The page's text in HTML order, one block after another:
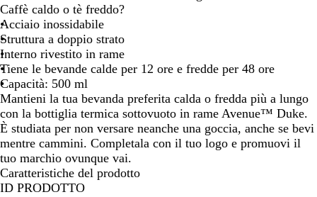
e
r
o
t
i
n
t
a
u
n
i
t
a
i
a
n
c
o
r
g
e
n
t
o
r
i
g
i
o
Caffè caldo o tè freddo?
Acciaio inossidabile
Struttura a doppio strato
Interno rivestito in rame
Tiene le bevande calde per 12 ore e fredde per 48 ore
Capacità: 500 ml
Mantieni la tua bevanda preferita calda o fredda più a lungo
con la bottiglia termica sottovuoto in rame Avenue™ Duke.
È studiata per non versare neanche una goccia, anche se bevi
mentre cammini. Completala con il tuo logo e promuovi il
tuo marchio ovunque vai.
Caratteristiche del prodotto
ID PRODOTTO